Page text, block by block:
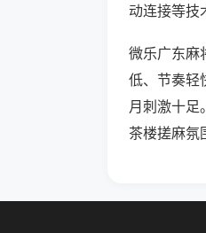
动连接等技
微乐广东麻
低、节奏轻
月刺激十足
茶楼搓麻氛